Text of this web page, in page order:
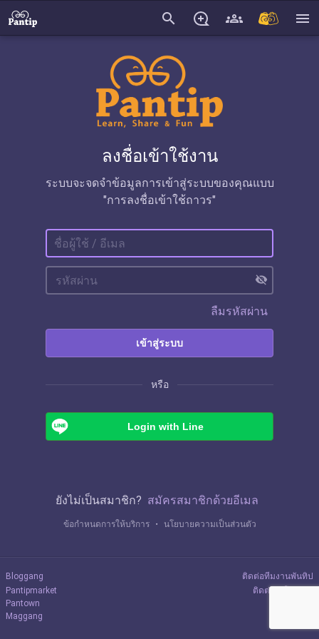
search menu
ลงชื่อเข้าใช้งาน
ระบบจะจดจำข้อมูลการเข้าสู่ระบบของคุณแบบ
"การลงชื่อเข้าใช้ถาวร"
visibility_off
ลืมรหัสผ่าน
เข้าสู่ระบบ
หรือ
Login with Line
ยังไม่เป็นสมาชิก? สมัครสมาชิกด้วยอีเมล
ข้อกำหนดการให้บริการ ・ นโยบายความเป็นส่วนตัว
Bloggang
Pantipmarket
Pantown
Maggang
ติดต่อทีมงานพันทิป
ติดต่อลงโฆษณา